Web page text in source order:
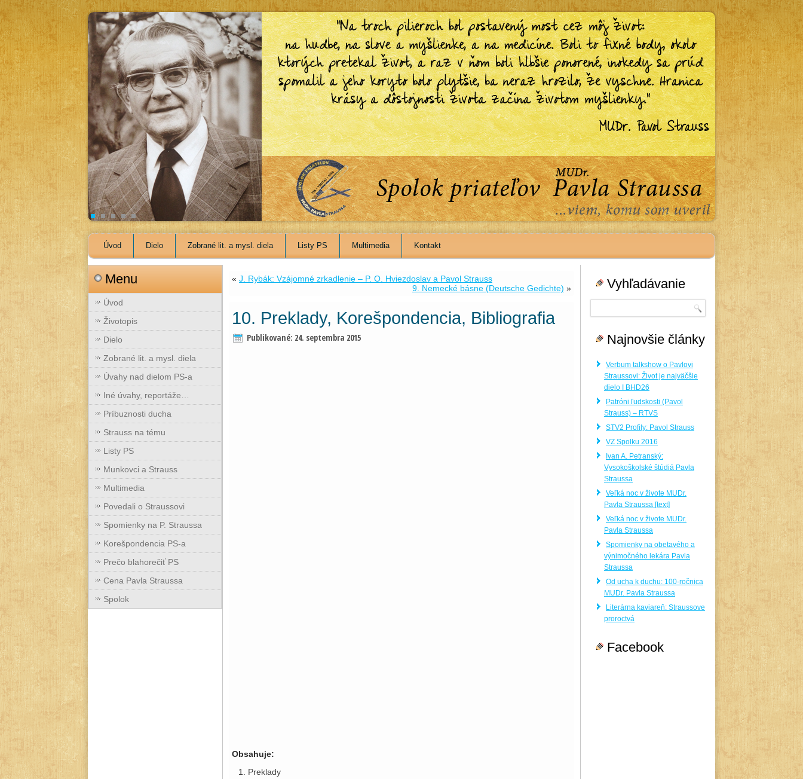
Úvod Dielo Zobrané lit. a mysl. diela Listy PS Multimedia Kontakt
Menu
Úvod
Životopis
Dielo
Zobrané lit. a mysl. diela
Úvahy nad dielom PS-a
Iné úvahy, reportáže…
Príbuznosti ducha
Strauss na tému
Listy PS
Munkovci a Strauss
Multimedia
Povedali o Straussovi
Spomienky na P. Straussa
Korešpondencia PS-a
Prečo blahorečiť PS
Cena Pavla Straussa
Spolok
« J. Rybák: Vzájomné zrkadlenie – P. O. Hviezdoslav a Pavol Strauss
9. Nemecké básne (Deutsche Gedichte) »
10. Preklady, Korešpondencia, Bibliografia
Publikované: 24. septembra 2015
Obsahuje:
Preklady
Vyhľadávanie
Najnovšie články
Verbum talkshow o Pavlovi
Straussovi: Život je najväčšie
dielo I BHD26
Patróni ľudskosti (Pavol
Strauss) – RTVS
STV2 Profily: Pavol Strauss
VZ Spolku 2016
Ivan A. Petranský:
Vysokoškolské štúdiá Pavla
Straussa
Veľká noc v živote MUDr.
Pavla Straussa [text]
Veľká noc v živote MUDr.
Pavla Straussa
Spomienky na obetavého a
výnimočného lekára Pavla
Straussa
Od ucha k duchu: 100-ročnica
MUDr. Pavla Straussa
Literárna kaviareň: Straussove
proroctvá
Facebook